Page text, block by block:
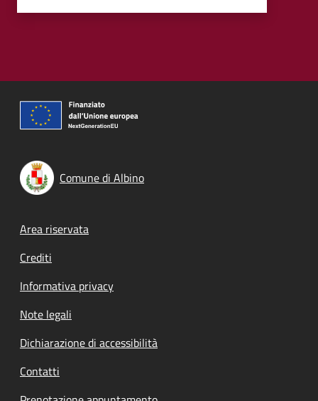
Comune di Albino
Footer menu
Area riservata
Crediti
Informativa privacy
Note legali
Dichiarazione di accessibilità
Contatti